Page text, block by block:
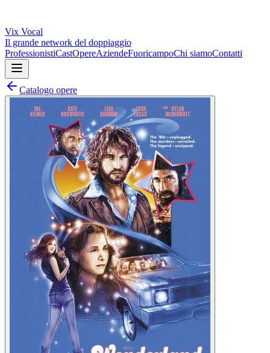
Vix Vocal
Il grande network del doppiaggio
ProfessionistiCastOpereAziendeFuoricampoChi siamoContatti
Catalogo opere